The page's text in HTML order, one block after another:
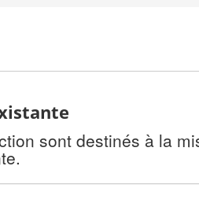
sont destinés à la